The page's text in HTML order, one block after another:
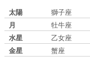
太陽 獅子座
月
牡牛座
水星
乙女座
金星
蟹座